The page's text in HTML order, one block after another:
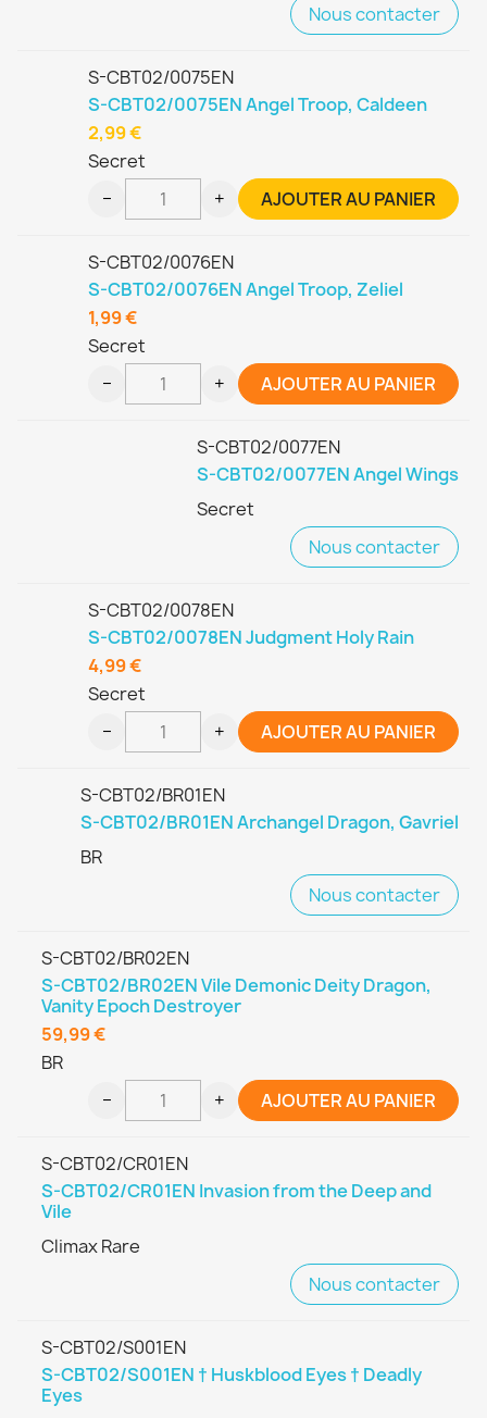
Nous contacter
S-CBT02/0075EN
S-CBT02/0075EN Angel Troop, Caldeen
Secret
2,99 €
− + AJOUTER AU PANIER
S-CBT02/0076EN
S-CBT02/0076EN Angel Troop, Zeliel
Secret
1,99 €
− + AJOUTER AU PANIER
S-CBT02/0077EN
S-CBT02/0077EN Angel Wings
Secret
Nous contacter
S-CBT02/0078EN
S-CBT02/0078EN Judgment Holy Rain
Secret
4,99 €
− + AJOUTER AU PANIER
S-CBT02/BR01EN
S-CBT02/BR01EN Archangel Dragon, Gavriel
BR
Nous contacter
S-CBT02/BR02EN
S-CBT02/BR02EN Vile Demonic Deity Dragon,
Vanity Epoch Destroyer
BR
59,99 €
− + AJOUTER AU PANIER
S-CBT02/CR01EN
S-CBT02/CR01EN Invasion from the Deep and
Vile
Climax Rare
Nous contacter
S-CBT02/S001EN
S-CBT02/S001EN † Huskblood Eyes † Deadly
Eyes